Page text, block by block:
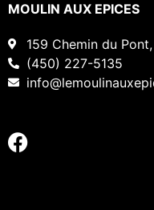
MOULIN AUX EPICES
159 Chemin du
(450) 227-5135